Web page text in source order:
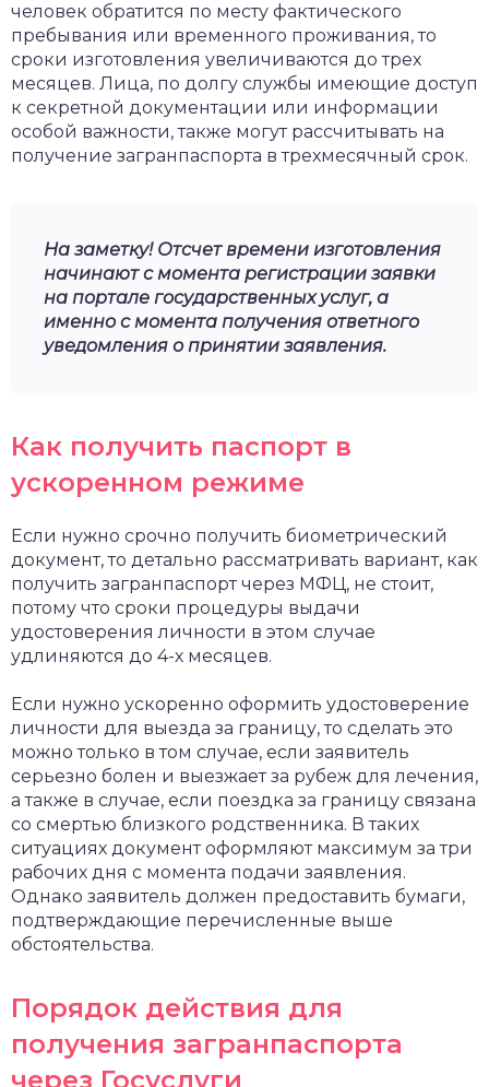
человек обратится по месту фактического
пребывания или временного проживания, то
сроки изготовления увеличиваются до трех
месяцев. Лица, по долгу службы имеющие доступ
к секретной документации или информации
особой важности, также могут рассчитывать на
получение загранпаспорта в трехмесячный срок.
На заметку! Отсчет времени изготовления
начинают с момента регистрации заявки
на портале государственных услуг, а
именно с момента получения ответного
уведомления о принятии заявления.
Как получить паспорт в
ускоренном режиме
Если нужно срочно получить биометрический
документ, то детально рассматривать вариант, как
получить загранпаспорт через МФЦ, не стоит,
потому что сроки процедуры выдачи
удостоверения личности в этом случае
удлиняются до 4-х месяцев.
Если нужно ускоренно оформить удостоверение
личности для выезда за границу, то сделать это
можно только в том случае, если заявитель
серьезно болен и выезжает за рубеж для лечения,
а также в случае, если поездка за границу связана
со смертью близкого родственника. В таких
ситуациях документ оформляют максимум за три
рабочих дня с момента подачи заявления.
Однако заявитель должен предоставить бумаги,
подтверждающие перечисленные выше
обстоятельства.
Порядок действия для
получения загранпаспорта
через Госуслуги